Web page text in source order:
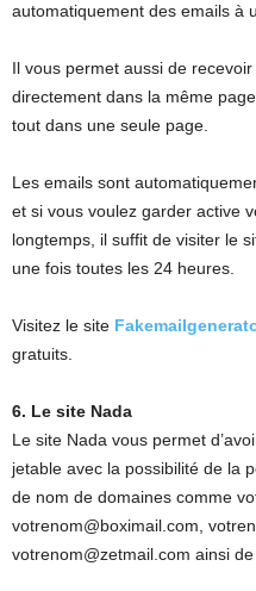
automatiquement des emails à
Il vous permet aussi de
directement dans la même
tout dans une seule page.
Les emails sont
et si vous voulez garder active
longtemps, il suffit de visiter le
une fois toutes les 24 heures.
Visitez le site
gratuits.
6. Le site Nada
Le site Nada vous permet
jetable avec la possibilité de la
de nom de domaines comme
votrenom@boximail.com,
votrenom@zetmail.com ainsi